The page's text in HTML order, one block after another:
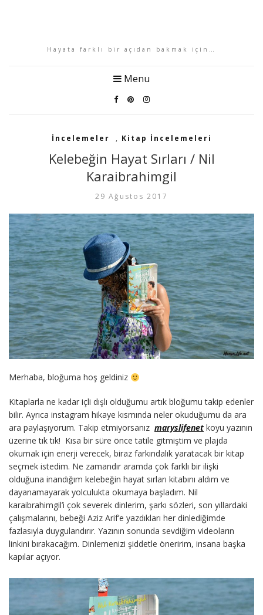
Hayata farklı bir açıdan bakmak için…
Menu
İncelemeler , Kitap İncelemeleri
Kelebeğin Hayat Sırları / Nil
Karaibrahimgil
29 Ağustos 2017
Merhaba, bloğuma hoş geldiniz
Kitaplarla ne kadar içli dışlı olduğumu artık bloğumu takip edenler
bilir. Ayrıca instagram hikaye kısmında neler okuduğumu da ara
ara paylaşıyorum. Takip etmiyorsanız maryslifenet koyu yazının
üzerine tık tık! Kısa bir süre önce tatile gitmiştim ve plajda
okumak için enerji verecek, biraz farkındalık yaratacak bir kitap
seçmek istedim. Ne zamandır aramda çok farklı bir ilişki
olduğuna inandığım kelebeğin hayat sırları kitabını aldım ve
dayanamayarak yolculukta okumaya başladım. Nil
karaibrahimgil’i çok severek dinlerim, şarkı sözleri, son yıllardaki
çalışmalarını, bebeği Aziz Arif’e yazdıkları her dinlediğimde
fazlasıyla duygulandırır. Yazının sonunda sevdiğim videoların
linkini bırakacağım. Dinlemenizi şiddetle öneririm, insana başka
kapılar açıyor.